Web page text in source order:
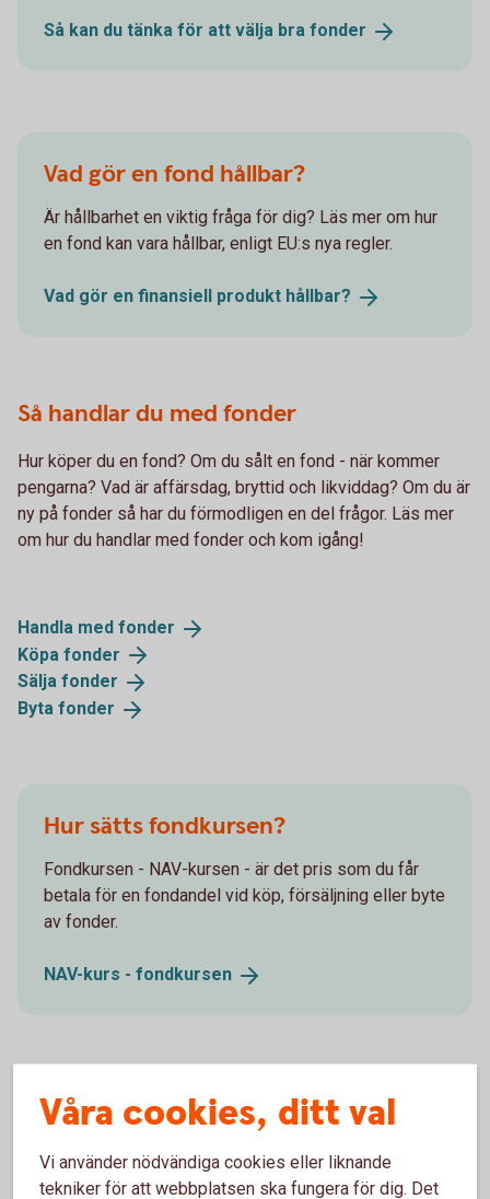
Så kan du tänka för att välja bra fonder
Vad gör en fond hållbar?
Är hållbarhet en viktig fråga för dig? Läs mer om hur
en fond kan vara hållbar, enligt EU:s nya regler.
Vad gör en finansiell produkt hållbar?
Så handlar du med fonder
Hur köper du en fond? Om du sålt en fond - när kommer
pengarna? Vad är affärsdag, bryttid och likviddag? Om du är
ny på fonder så har du förmodligen en del frågor. Läs mer
om hur du handlar med fonder och kom igång!
Handla med fonder
Köpa fonder
Sälja fonder
Byta fonder
Hur sätts fondkursen?
Fondkursen - NAV-kursen - är det pris som du får
betala för en fondandel vid köp, försäljning eller byte
av fonder.
NAV-kurs - fondkursen
Fondavgifter
När du sparar i fonder ingår alla avgifter och är inget
du egentligen behöver tänka på. Läs mer om
Våra cookies, ditt val
Vi använder nödvändiga cookies eller liknande
tekniker för att webbplatsen ska fungera för dig. Det